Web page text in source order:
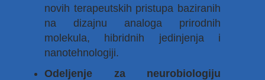
novih terapeutskih pristupa baziranih
na dizajnu analoga prirodnih
molekula, hibridnih jedinjenja i
nanotehnologiji.
Odeljenje za neurobiologiju